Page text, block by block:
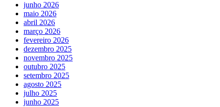
junho 2026
maio 2026
abril 2026
março 2026
fevereiro 2026
dezembro 2025
novembro 2025
outubro 2025
setembro 2025
agosto 2025
julho 2025
junho 2025